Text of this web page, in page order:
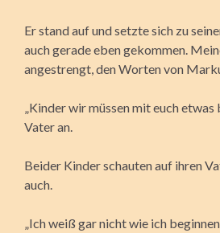
Er stand auf und setzte sich zu
auch gerade eben gekommen.
angestrengt, den Worten von
„Kinder wir müssen mit euch etwas
Vater an.
Beider Kinder schauten auf ihren
auch.
„Ich weiß gar nicht wie ich